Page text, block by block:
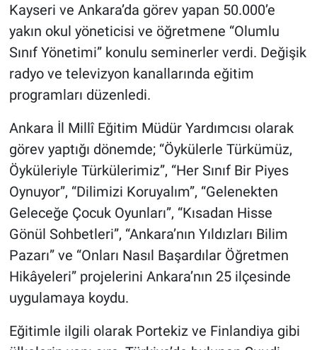
Kayseri ve Ankara’da görev yapan 50.000’e
yakın okul yöneticisi ve öğretmene “Olumlu
Sınıf Yönetimi” konulu seminerler verdi. Değişik
radyo ve televizyon kanallarında eğitim
programları düzenledi.
Ankara İl Millî Eğitim Müdür Yardımcısı olarak
görev yaptığı dönemde; “Öykülerle Türkümüz,
Öyküleriyle Türkülerimiz”, “Her Sınıf Bir Piyes
Oynuyor”, “Dilimizi Koruyalım”, “Gelenekten
Geleceğe Çocuk Oyunları”, “Kısadan Hisse
Gönül Sohbetleri”, “Ankara’nın Yıldızları Bilim
Pazarı” ve “Onları Nasıl Başardılar Öğretmen
Hikâyeleri” projelerini Ankara’nın 25 ilçesinde
uygulamaya koydu.
Eğitimle ilgili olarak Portekiz ve Finlandiya gibi